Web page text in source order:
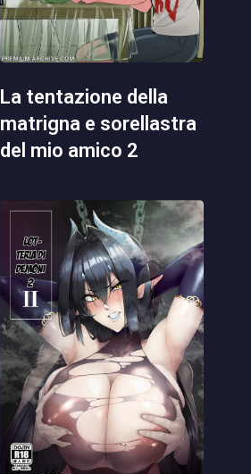
la tentazione della
matrigna e sorellastra
del mio amico 2